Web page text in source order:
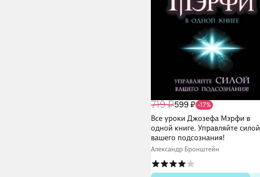
719 ₽599 ₽ -17%
Все уроки Джозефа Мэрфи в
одной книге. Управляйте силой
вашего подсознания!
Александр Бронштейн